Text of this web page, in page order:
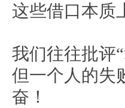
这些借口本质
我们往往批评
但一个人的失
奋！